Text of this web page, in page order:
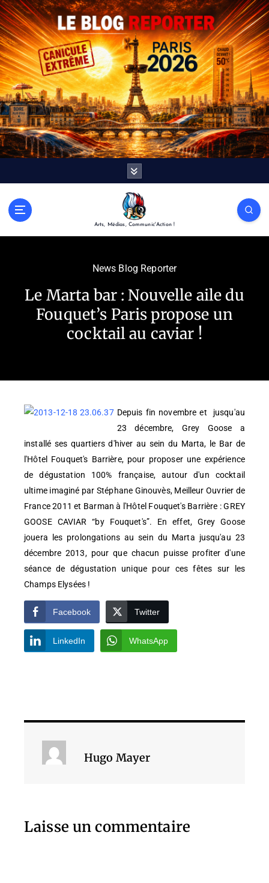
Arts, Médias, Communic'Action !
News Blog Reporter
Le Marta bar : Nouvelle aile du
Fouquet’s Paris propose un
cocktail au caviar !
Depuis fin novembre et jusqu'au
23 décembre, Grey Goose a
installé ses quartiers d'hiver au sein du Marta, le Bar de
l'Hôtel Fouquet's Barrière, pour proposer une expérience
de dégustation 100% française, autour d'un cocktail
ultime imaginé par Stéphane Ginouvès, Meilleur Ouvrier de
France 2011 et Barman à l'Hôtel Fouquet's Barrière : GREY
GOOSE CAVIAR “by Fouquet's”. En effet, Grey Goose
jouera les prolongations au sein du Marta jusqu'au 23
décembre 2013, pour que chacun puisse profiter d'une
séance de dégustation unique pour ces fêtes sur les
Champs Elysées !
Facebook Twitter
LinkedIn WhatsApp
Hugo Mayer
Laisse un commentaire